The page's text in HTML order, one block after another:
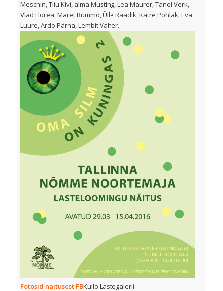
Meschin, Tiiu Kivi, alma Musting, Lea Maurer, Tanel Verk,
Vlad Florea, Maret Rummo, Ülle Raadik, Katre Pohlak, Eva
Luure, Ardo Pärna, Lembit Vaher.
Fotosid näitusest FBKullo Lastegalerii